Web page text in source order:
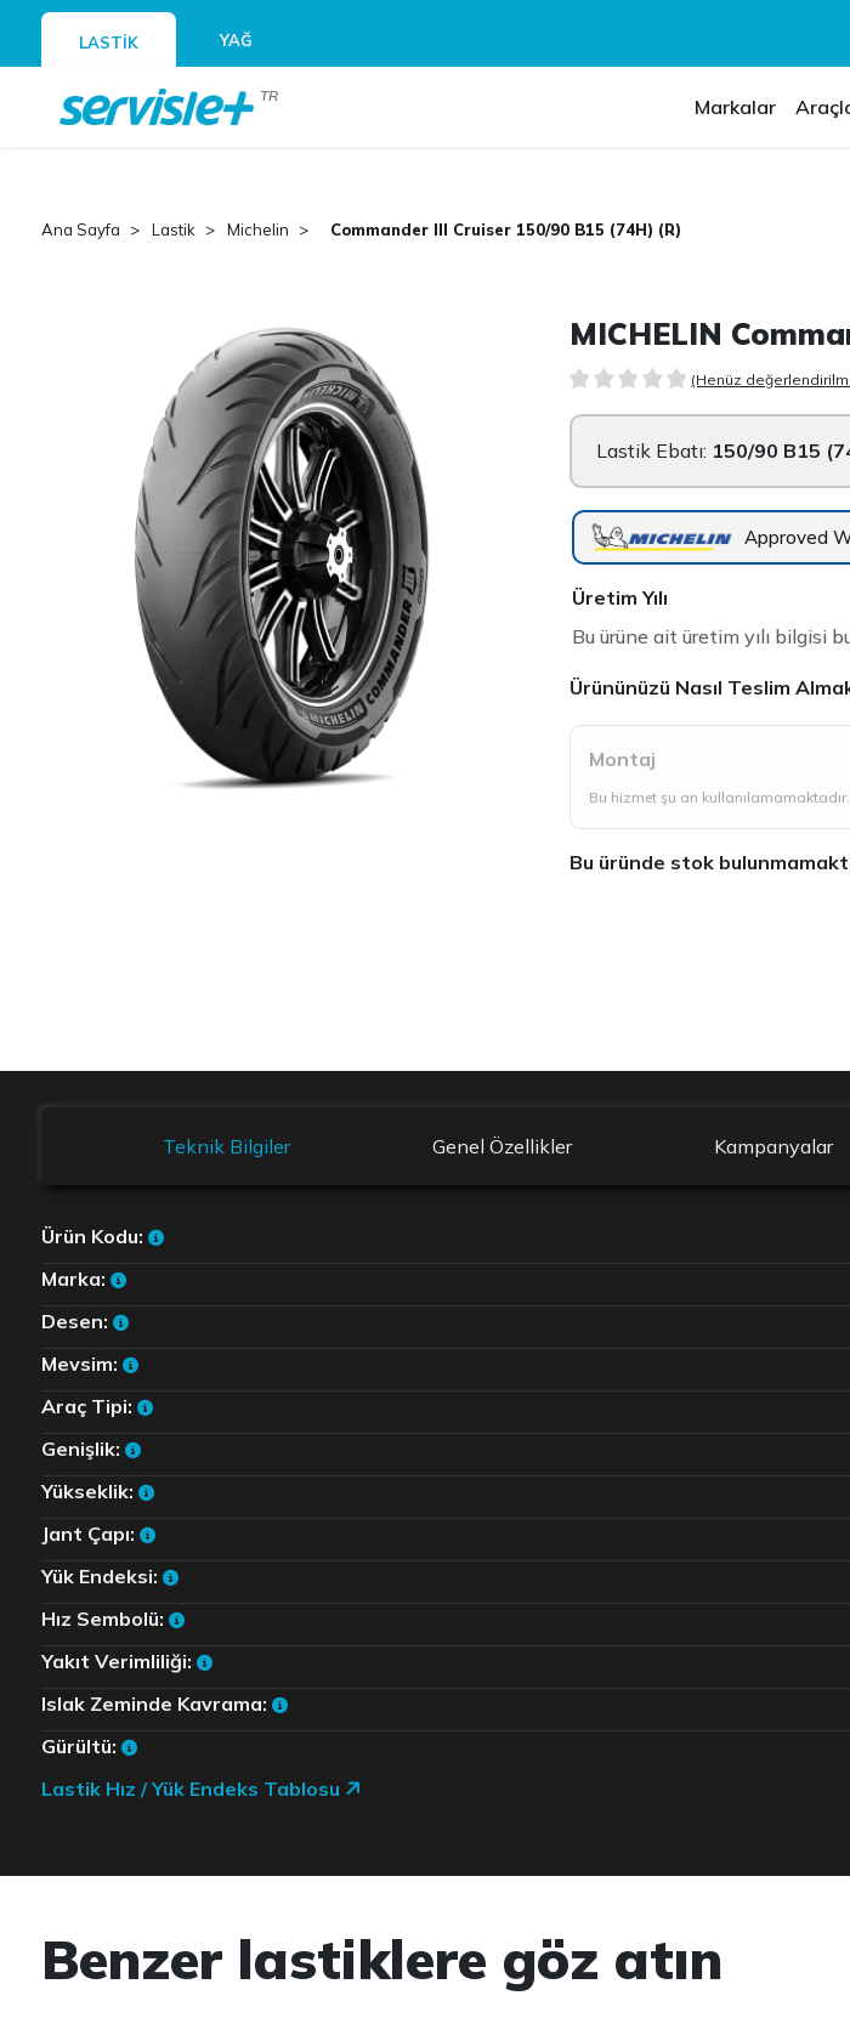
LASTİK YAĞ
TR Markalar
Ana Sayfa Lastik Michelin Commander III Cruiser 150/90 B15 (74H) (R)
MICHELIN
(Henüz
Lastik Ebatı: 150/90 B15
Approved
Üretim Yılı
Bu ürüne ait üretim yılı bilgisi
Ürününüzü Nasıl Teslim
Montaj
Bu hizmet şu an kullanılamamaktadır.
Bu üründe stok
Teknik Bilgiler Genel Özellikler Kampanyalar
Ürün Kodu:
Marka:
Desen:
Mevsim:
Araç Tipi:
Genişlik:
Yükseklik:
Jant Çapı:
Yük Endeksi:
Hız Sembolü:
Yakıt Verimliliği:
Islak Zeminde Kavrama:
Gürültü:
Lastik Hız / Yük Endeks Tablosu
Benzer lastiklere göz atın